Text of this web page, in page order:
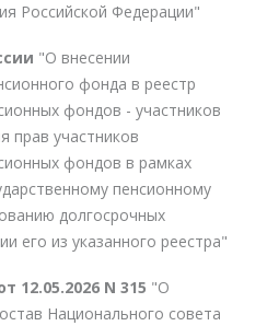
Российской Федерации"
"О внесении
фонда в реестр
фондов - участников
прав участников
фондов в рамках
пенсионному
долгосрочных
его из указанного реестра"
12.05.2026 N 315 "О
Национального совета